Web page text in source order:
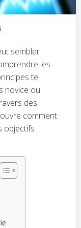
sembler
les
te
novice ou
des
comment
objectifs